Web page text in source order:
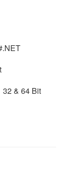
& 64 Bit